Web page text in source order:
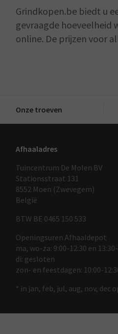
Grindkopen.be biedt u
gevraagde hoeveelheid
online. De prijzen voor
Onze troeven
Afhaaladres
Tuincentrum De Molen BV
Stationsstraat 131
8552 Moen (Zwevegem)
België
BTW BE 0465 150 533
Openingsuren Afhaaldepot
ma, wo-za: 9:00-12:30 en
di: gesloten
zon- en feestdagen: 10:00-
* in jan, feb, jul, aug, nov, dec